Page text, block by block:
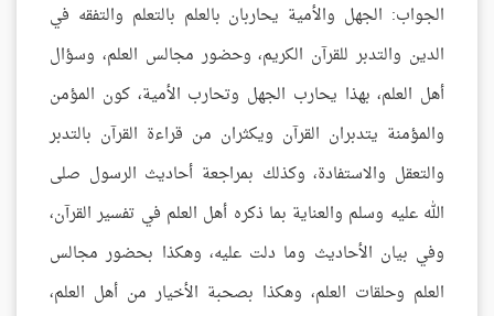
الجواب: الجهل والأمية يحاربان بالعلم بالتعلم والتفقه في
الدين والتدبر للقرآن الكريم، وحضور مجالس العلم، وسؤال
أهل العلم، بهذا يحارب الجهل وتحارب الأمية، كون المؤمن
والمؤمنة يتدبران القرآن ويكثران من قراءة القرآن بالتدبر
والتعقل والاستفادة، وكذلك بمراجعة أحاديث الرسول صلى
الله عليه وسلم والعناية بما ذكره أهل العلم في تفسير القرآن،
وفي بيان الأحاديث وما دلت عليه، وهكذا بحضور مجالس
العلم وحلقات العلم، وهكذا بصحبة الأخيار من أهل العلم،